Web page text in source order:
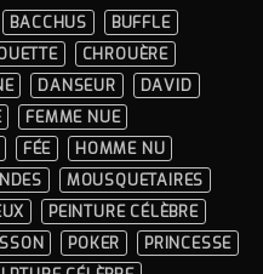
BACCHUS
BUFFLE
CHROUÈRE
DANSEUR
DAVID
FEMME NUE
FÉE
HOMME NU
MOUSQUETAIRES
PEINTURE CÉLÈBRE
POKER
PRINCESSE